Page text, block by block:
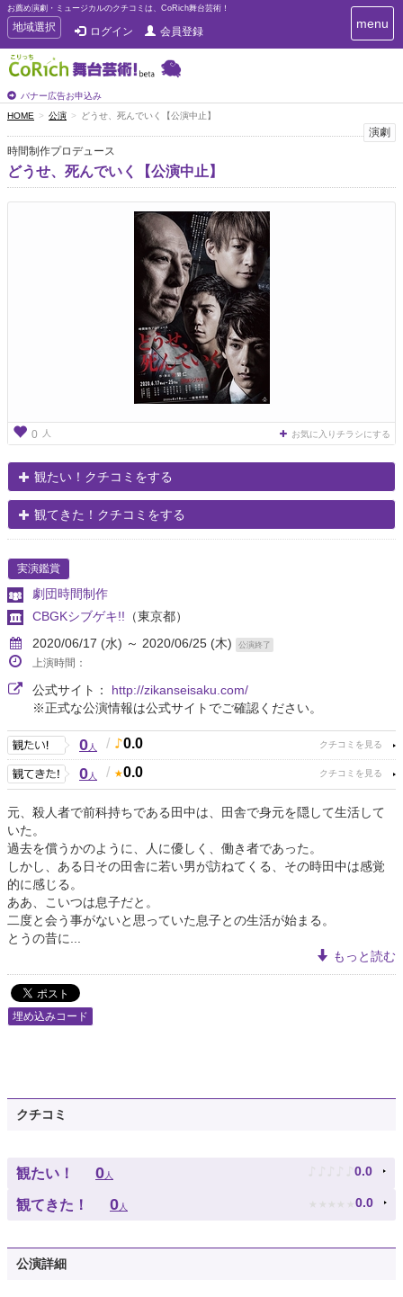
お薦め演劇・ミュージカルのクチコミは、CoRich舞台芸術！
T
o
g
g
e
n
a
v
i
g
地域選択 ログイン 会員登録
バナー広告お申込み
T
o
i
g
menu
HOME 公演 どうせ、死んでいく【公演中止】
演劇
時間制作プロデュース
どうせ、死んでいく【公演中止】
0 人 お気に入りチラシにする
観たい！クチコミをする
観てきた！クチコミをする
実演鑑賞
劇団時間制作
CBGKシブゲキ!! （東京都）
2020/06/17 (水) ～ 2020/06/25 (木)
公演終了
上演時間：
公式サイト： http://zikanseisaku.com/
※正式な公演情報は公式サイトでご確認ください。
0人 / 0.0
0人 / 0.0
元、殺人者で前科持ちである田中は、田舎で身元を隠して生活して
いた。
過去を償うかのように、人に優しく、働き者であった。
しかし、ある日その田舎に若い男が訪ねてくる、その時田中は感覚
的に感じる。
ああ、こいつは息子だと。
二度と会う事がないと思っていた息子との生活が始まる。
とうの昔に...
もっと読む
埋め込みコード
クチコミ
観たい！ 0人 ♪ ♪ ♪ ♪ ♪ 0.0
観てきた！ 0人 ★ ★ ★ ★ ★ 0.0
公演詳細